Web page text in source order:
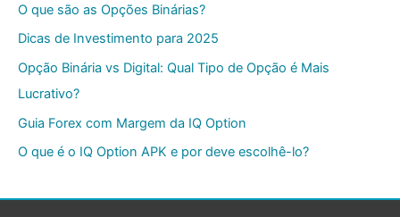
O que são as Opções Binárias?
Dicas de Investimento para 2025
Opção Binária vs Digital: Qual Tipo de Opção é Mais
Lucrativo?
Guia Forex com Margem da IQ Option
O que é o IQ Option APK e por deve escolhê-lo?